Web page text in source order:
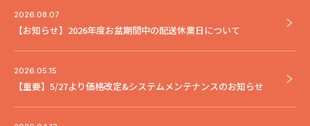
2026.08.07
【お知らせ】2026年度お盆期間中の配送休業日について
2026.05.15
【重要】5/27より価格改定&システムメンテナンスのお知らせ